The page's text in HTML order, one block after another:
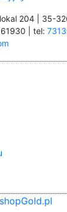
204 | 35-
| tel: